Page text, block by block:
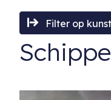
Filter op